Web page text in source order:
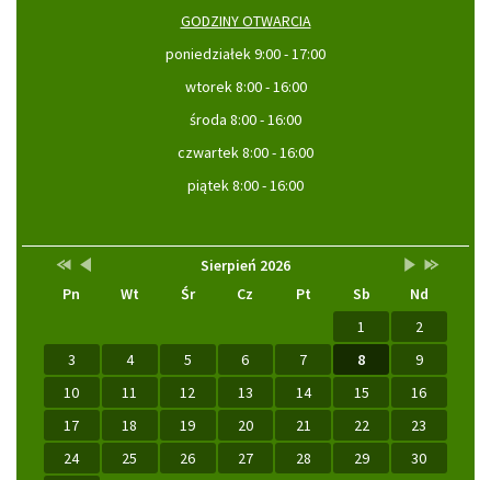
GODZINY OTWARCIA
poniedziałek 9:00 - 17:00
wtorek 8:00 - 16:00
środa 8:00 - 16:00
czwartek 8:00 - 16:00
piątek 8:00 - 16:00
Kalendarz Lista
wydarzeń
Sierpień 2026Brak
w
Przestaw
na
Przestaw
na
Przestaw
na
Wrzesień
2026
Przestaw
na
Sierpień
2027
Pn Wt Śr Cz Pt Sb
Nd
1
2
3
4 5 6 7 8
9
10
11 12 13 14 15
16
17
18 19 20 21 22
23
24
25 26 27 28 29
30